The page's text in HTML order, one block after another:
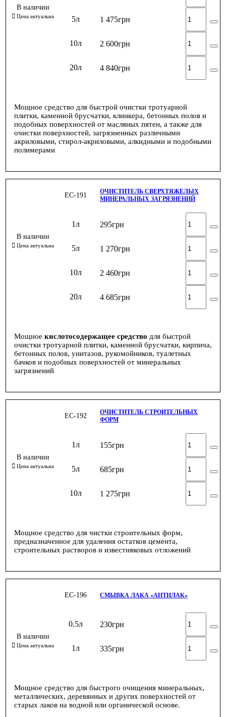
5л 1 475грн
10л 2 600грн
20л 4 840грн
Мощное средство для быстрой очистки тротуарной
плитки, каменной брусчатки, клинкера, бетонных полов и
подобных поверхностей от масляных пятен, а также для
очистки поверхностей, загрязненных различными
акриловыми, стирол-акриловыми, алкидными и подобными
полимерами
ЕС-191
ОЧИСТИТЕЛЬ СВЕРХТЯЖЕЛЫХ
МИНЕРАЛЬНЫХ ЗАГРЯЗНЕНИЙ
1л 295грн
5л 1 270грн
10л 2 460грн
20л 4 685грн
Мощное кислотосодержащее средство для быстрой
очистки тротуарной плитки, каменной брусчатки, кирпича,
бетонных полов, унитазов, рукомойников, туалетных
бачков и подобных поверхностей от минеральных
загрязнений
ЕС-192
ОЧИСТИТЕЛЬ СТРОИТЕЛЬНЫХ
ФОРМ
1л 155грн
5л 685грн
10л 1 275грн
Мощное средство для чистки строительных форм,
предназначенное для удаления остатков цемента,
строительных растворов и известняковых отложений
ЕС-196 СМЫВКА ЛАКА «АНТИЛАК»
0.5л 230грн
1л 335грн
Мощное средство для быстрого очищения минеральных,
металлических, деревянных и других поверхностей от
старых лаков на водной или органической основе.